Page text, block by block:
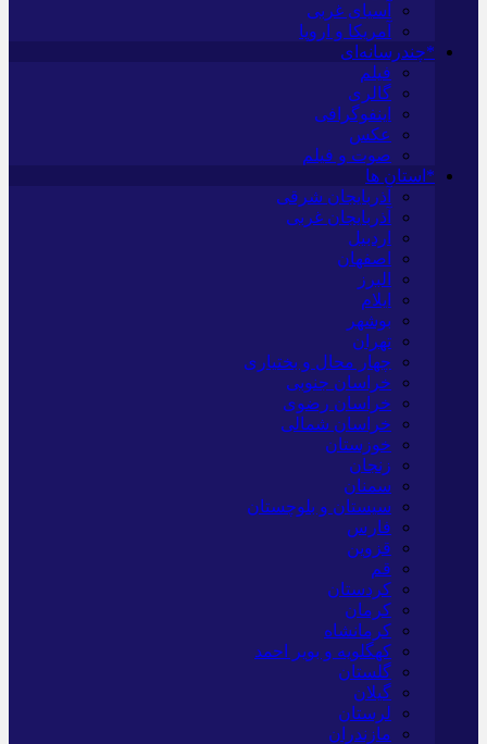
آسیای غربی
آمریکا و اروپا
*چندرسانه‌ای
فیلم
گالری
اینفوگرافی
عکس
صوت و فیلم
*استان ها
آذربایجان شرقی
آذربایجان غربی
اردبیل
اصفهان
البرز
ایلام
بوشهر
تهران
چهار محال و بختیاری
خراسان جنوبی
خراسان رضوی
خراسان شمالی
خوزستان
زنجان
سمنان
سیستان و بلوچستان
فارس
قزوین
قم
کردستان
کرمان
کرمانشاه
کهگلویه و بویر احمد
گلستان
گیلان
لرستان
مازندران